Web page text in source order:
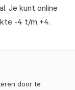
Je kunt online
-4 t/m +4.
door te